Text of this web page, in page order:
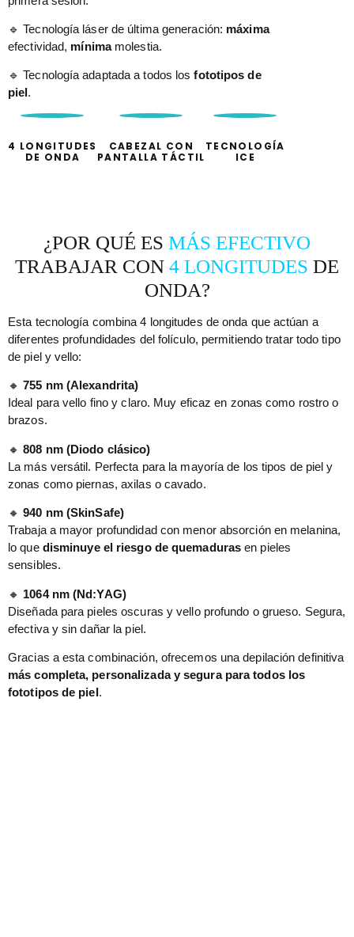
🔹 Tecnología láser de última generación: máxima
efectividad, mínimamolestia.
🔹 Tecnología adaptada a todos losfototipos de
piel.
4 LONGITUDES
DE ONDA
CABEZAL CON
PANTALLA TÁCTIL
TECNOLOGÍA
ICE
¿POR QUÉ ES MÁS EFECTIVO
TRABAJAR CON 4 LONGITUDES DE
ONDA?
Esta tecnología combina 4 longitudes de onda que actúan a
diferentes profundidades del folículo, permitiendo tratar todo tipo
de piel y vello:
🔸755 nm (Alexandrita)
Ideal para vello fino y claro. Muy eficaz en zonas como rostro o
brazos.
🔸808 nm (Diodo clásico)
La más versátil. Perfecta para la mayoría de los tipos de piel y
zonas como piernas, axilas o cavado.
🔸940 nm (SkinSafe)
Trabaja a mayor profundidad con menor absorción en melanina,
lo que disminuye el riesgo de quemaduras en pieles
sensibles.
🔸 1064 nm (Nd:YAG)
Diseñada para pieles oscuras y vello profundo o grueso. Segura,
efectiva y sin dañar la piel.
Gracias a esta combinación, ofrecemos una depilación definitiva
más completa, personalizada y segura para todos los
fototipos de piel.